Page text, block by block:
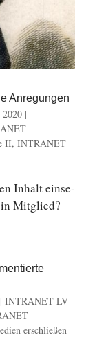
Anregungen
2020|
II, INTRANET
Inhalt ein­se­
Mit­glied?
INTRANET LV
erschließen